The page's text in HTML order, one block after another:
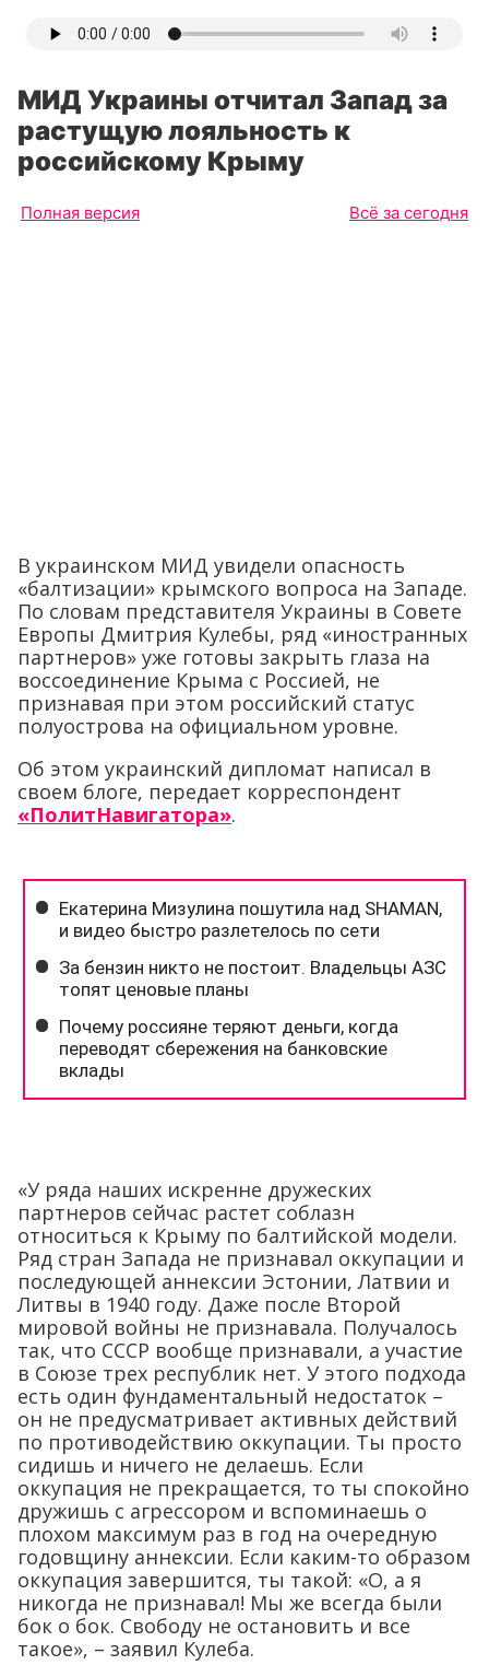
МИД Украины отчитал Запад за
растущую лояльность к
российскому Крыму
Полная версия Всё за сегодня
В украинском МИД увидели опасность
«балтизации» крымского вопроса на Западе.
По словам представителя Украины в Совете
Европы Дмитрия Кулебы, ряд «иностранных
партнеров» уже готовы закрыть глаза на
воссоединение Крыма с Россией, не
признавая при этом российский статус
полуострова на официальном уровне.
Об этом украинский дипломат написал в
своем блоге, передает корреспондент
«ПолитНавигатора».
«У ряда наших искренне дружеских
партнеров сейчас растет соблазн
относиться к Крыму по балтийской модели.
Ряд стран Запада не признавал оккупации и
последующей аннексии Эстонии, Латвии и
Литвы в 1940 году. Даже после Второй
мировой войны не признавала. Получалось
так, что СССР вообще признавали, а участие
в Союзе трех республик нет. У этого подхода
есть один фундаментальный недостаток –
он не предусматривает активных действий
по противодействию оккупации. Ты просто
сидишь и ничего не делаешь. Если
оккупация не прекращается, то ты спокойно
дружишь с агрессором и вспоминаешь о
плохом максимум раз в год на очередную
годовщину аннексии. Если каким-то образом
оккупация завершится, ты такой: «О, а я
никогда не признавал! Мы же всегда были
бок о бок. Свободу не остановить и все
такое», – заявил Кулеба.